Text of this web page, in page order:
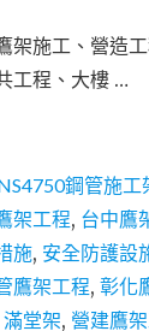
架施工、營造
工程、大樓 …
鋼管施工
架工程, 台中鷹
施, 安全防護設
鷹架工程, 彰化
滿堂架, 營建鷹